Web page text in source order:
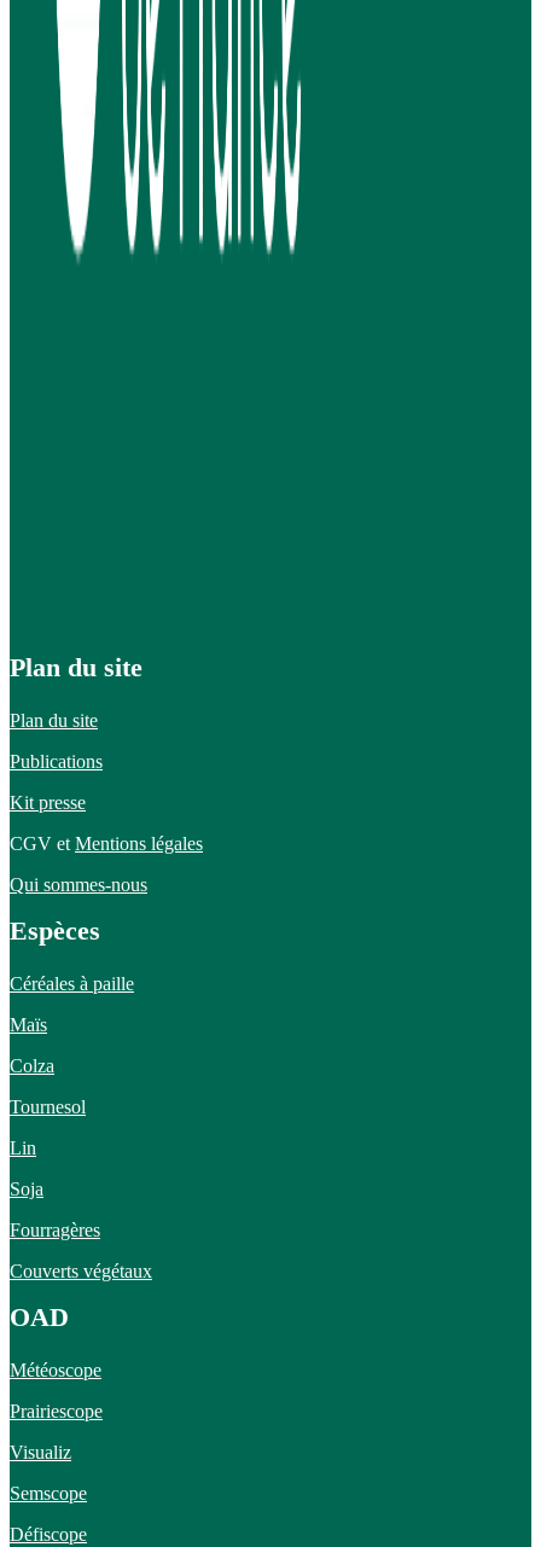
Plan du site
Plan du site
Publications
Kit presse
CGV et Mentions légales
Qui sommes-nous
Espèces
Céréales à paille
Maïs
Colza
Tournesol
Lin
Soja
Fourragères
Couverts végétaux
OAD
Météoscope
Prairiescope
Visualiz
Semscope
Défiscope